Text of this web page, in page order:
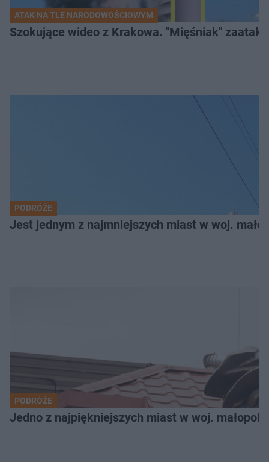
ATAK NA TLE NARODOWOŚCIOWYM
Szokujące wideo z Krakowa. "Mięśniak"
PODRÓŻE
Jest jednym z najmniejszych miast w woj.
PODRÓŻE
Jedno z najpiękniejszych miast w woj.